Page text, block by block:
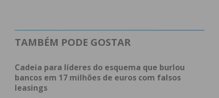
seu legítimo proprietário.
O suspeito foi identificado e os factos foram
comunicados ao Tribunal Judicial de Paredes.
TAMBÉM PODE GOSTAR
Cadeia para líderes do esquema que burlou
bancos em 17 milhões de euros com falsos
leasings